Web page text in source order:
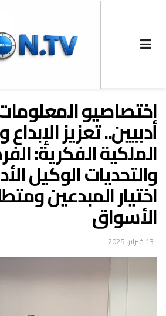
اختصاصيو
أدبيين.. تعزيز
الملكية الفكرية:
والتحديات الوكيل
اختيار المبدعين
الأسواق
13 فبراير، 2025